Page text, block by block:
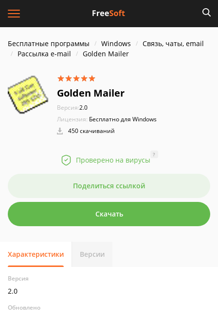
Бесплатные программы Windows
Связь, чаты, email
Рассылка e-mail
Golden Mailer
Golden Mailer
Версия:2.0
Лицензия: Бесплатно для Windows
450 скачиваний
Проверено на вирусы
?
Поделиться ссылкой
Скачать
Характеристики Версии
Версия
2.0
Обновлено